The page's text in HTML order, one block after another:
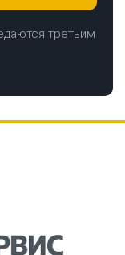
третьим